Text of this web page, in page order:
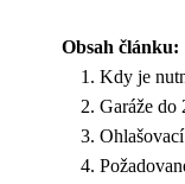
Obsah článku:
Kdy je
Garáže do